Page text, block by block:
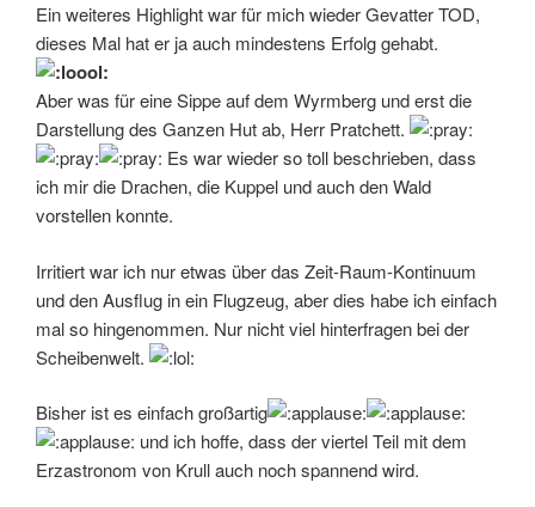
Ein weiteres Highlight war für mich wieder Gevatter TOD,
dieses Mal hat er ja auch mindestens Erfolg gehabt.
Aber was für eine Sippe auf dem Wyrmberg und erst die
Darstellung des Ganzen Hut ab, Herr Pratchett.
Es war wieder so toll beschrieben, dass
ich mir die Drachen, die Kuppel und auch den Wald
vorstellen konnte.
Irritiert war ich nur etwas über das Zeit-Raum-Kontinuum
und den Ausflug in ein Flugzeug, aber dies habe ich einfach
mal so hingenommen. Nur nicht viel hinterfragen bei der
Scheibenwelt.
Bisher ist es einfach großartig
und ich hoffe, dass der viertel Teil mit dem
Erzastronom von Krull auch noch spannend wird.